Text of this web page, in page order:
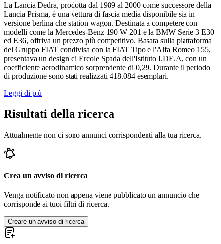
La Lancia Dedra, prodotta dal 1989 al 2000 come successore della
Lancia Prisma, è una vettura di fascia media disponibile sia in
versione berlina che station wagon. Destinata a competere con
modelli come la Mercedes-Benz 190 W 201 e la BMW Serie 3 E30
ed E36, offriva un prezzo più competitivo. Basata sulla piattaforma
del Gruppo FIAT condivisa con la FIAT Tipo e l'Alfa Romeo 155,
presentava un design di Ercole Spada dell'Istituto I.DE.A, con un
coefficiente aerodinamico sorprendente di 0,29. Durante il periodo
di produzione sono stati realizzati 418.084 esemplari.
Leggi di più
Risultati della ricerca
Attualmente non ci sono annunci corrispondenti alla tua ricerca.
Crea un avviso di ricerca
Venga notificato non appena viene pubblicato un annuncio che
corrisponde ai tuoi filtri di ricerca.
Creare un avviso di ricerca